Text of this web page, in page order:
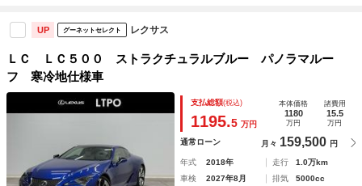
UP グーネットセレクト レクサス
ＬＣ ＬＣ５００ ストラクチュラルブルー パノラマルー
フ 寒冷地仕様車
支払総額(税込)
1195.5 万円
本体価格
1180
万円
諸費用
15.5
万円
通常ローン 月々 159,500 円
年式 2018年 走行
1.0万km
車検
2027年8月 排気
5000cc